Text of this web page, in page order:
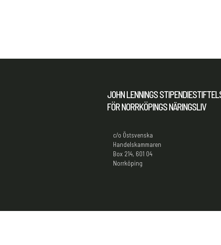
JOHN LENNINGS
FÖR NORRKÖPINGS NÄRINGSLIV
c/o Östsvenska
Handelskammaren
Box 214, 601 04
Norrköping